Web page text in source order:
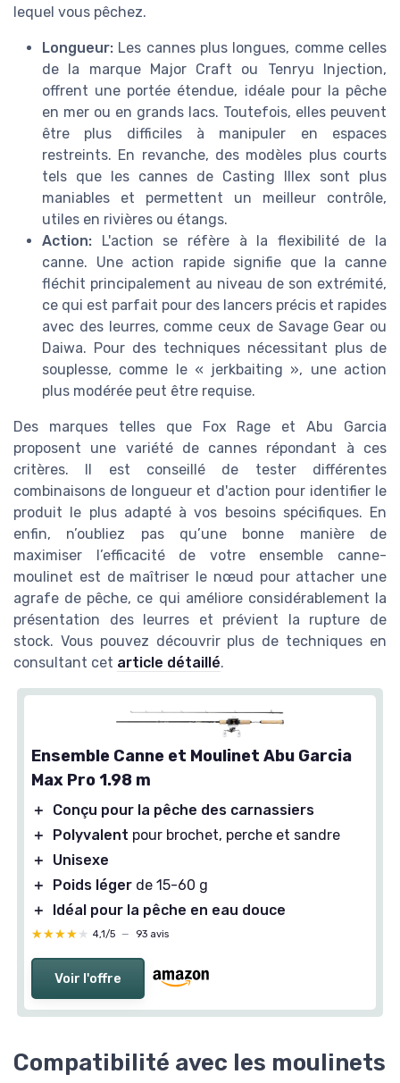
lequel vous pêchez.
Longueur: Les cannes plus longues, comme celles
de la marque Major Craft ou Tenryu Injection,
offrent une portée étendue, idéale pour la pêche
en mer ou en grands lacs. Toutefois, elles peuvent
être plus difficiles à manipuler en espaces
restreints. En revanche, des modèles plus courts
tels que les cannes de Casting Illex sont plus
maniables et permettent un meilleur contrôle,
utiles en rivières ou étangs.
Action: L'action se réfère à la flexibilité de la
canne. Une action rapide signifie que la canne
fléchit principalement au niveau de son extrémité,
ce qui est parfait pour des lancers précis et rapides
avec des leurres, comme ceux de Savage Gear ou
Daiwa. Pour des techniques nécessitant plus de
souplesse, comme le « jerkbaiting », une action
plus modérée peut être requise.
Des marques telles que Fox Rage et Abu Garcia
proposent une variété de cannes répondant à ces
critères. Il est conseillé de tester différentes
combinaisons de longueur et d'action pour identifier le
produit le plus adapté à vos besoins spécifiques. En
enfin, n’oubliez pas qu’une bonne manière de
maximiser l’efficacité de votre ensemble canne-
moulinet est de maîtriser le nœud pour attacher une
agrafe de pêche, ce qui améliore considérablement la
présentation des leurres et prévient la rupture de
stock. Vous pouvez découvrir plus de techniques en
consultant cet article détaillé.
Ensemble Canne et Moulinet Abu Garcia
Max Pro 1.98 m
＋
Conçu pour la pêche des carnassiers
＋
Polyvalent pour brochet, perche et sandre
＋
Unisexe
＋
Poids léger de 15-60 g
＋
Idéal pour la pêche en eau douce
★★★★★
★★★★★ 4,1/5 — 93 avis
Voir l'offre
Compatibilité avec les moulinets